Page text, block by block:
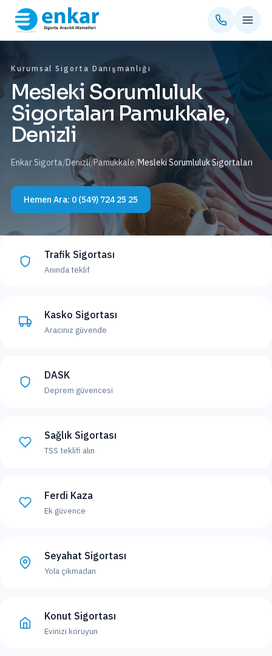
Kurumsal Sigorta Danışmanlığı
Mesleki Sorumluluk
Sigortaları Pamukkale,
Denizli
Enkar Sigorta/Denizli/Pamukkale/Mesleki Sorumluluk Sigortaları
Hemen Ara: 0 (549) 724 25 25
Trafik Sigortası
Anında teklif
Kasko Sigortası
Aracınız güvende
DASK
Deprem güvencesi
Sağlık Sigortası
TSS teklifi alın
Ferdi Kaza
Ek güvence
Seyahat Sigortası
Yola çıkmadan
Konut Sigortası
Evinizi koruyun